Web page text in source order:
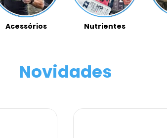
Acessórios Nutrientes
Novidades